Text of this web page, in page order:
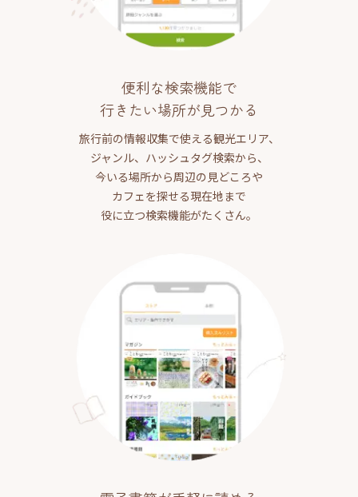
便利な検索機能で
行きたい場所が見つかる
旅行前の情報収集で使える観光エリア、
ジャンル、ハッシュタグ検索から、
今いる場所から周辺の見どころや
カフェを探せる現在地まで
役に立つ検索機能がたくさん。